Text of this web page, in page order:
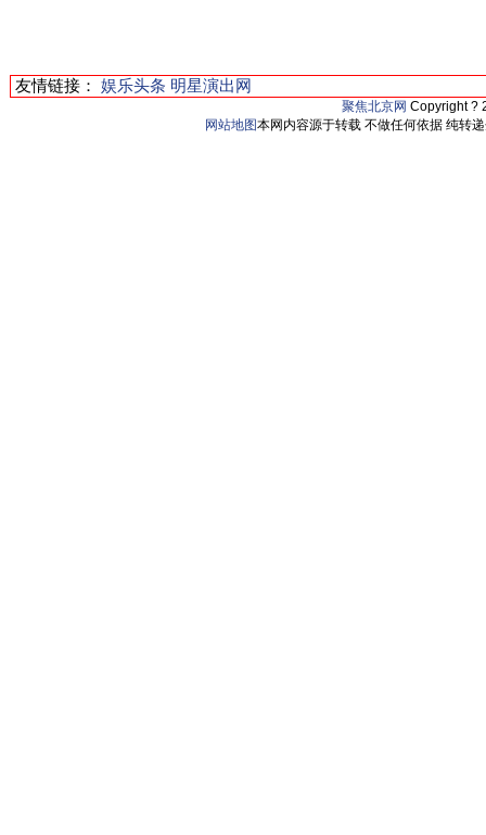
友情链接： 娱乐头条 明星演出网
聚焦北京网 Copyright ?
网站地图本网内容源于转载 不做任何依据 纯转